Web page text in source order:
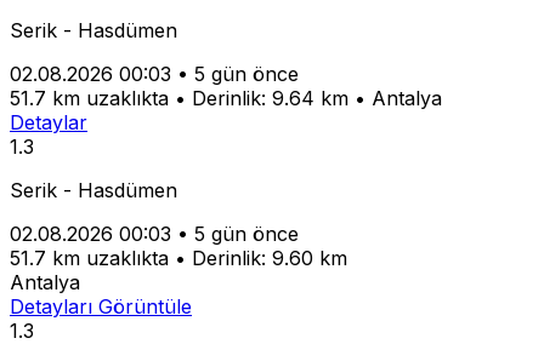
Serik - Hasdümen
02.08.2026 00:03 • 5 gün önce
51.7 km uzaklıkta • Derinlik: 9.64 km • Antalya
Detaylar
1.3
Serik - Hasdümen
02.08.2026 00:03 • 5 gün önce
51.7 km uzaklıkta • Derinlik: 9.60 km
Antalya
Detayları Görüntüle
1.3